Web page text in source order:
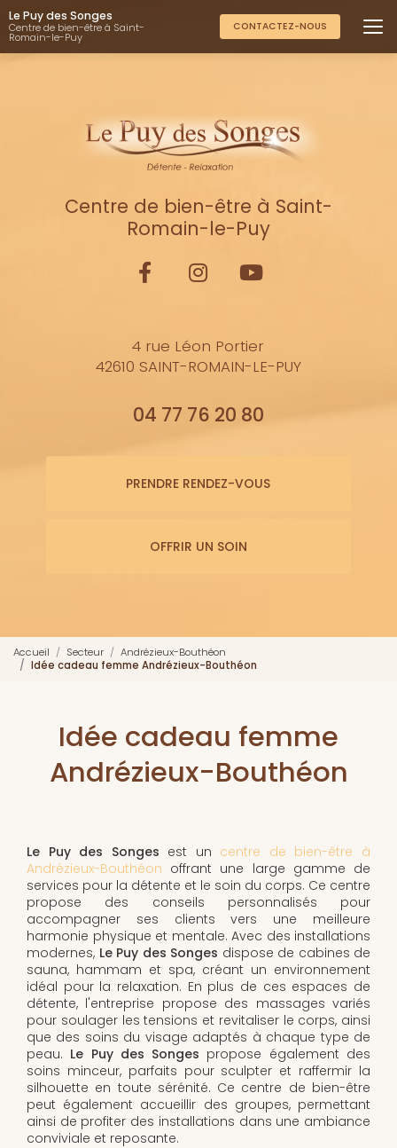
Aller
au
contenu
principal
Le Puy des Songes
Centre de bien-être à Saint-
Romain-le-Puy
CONTACTEZ-NOUS
Centre de bien-être à Saint-
Romain-le-Puy
4 rue Léon Portier
42610 SAINT-ROMAIN-LE-PUY
04 77 76 20 80
PRENDRE RENDEZ-VOUS
OFFRIR UN SOIN
Accueil Secteur
Andrézieux-Bouthéon
Idée cadeau femme Andrézieux-Bouthéon
Idée cadeau femme
Andrézieux-Bouthéon
Le Puy des Songes est un centre de bien-être à
Andrézieux-Bouthéon offrant une large gamme de
services pour la détente et le soin du corps. Ce centre
propose des conseils personnalisés pour
accompagner ses clients vers une meilleure
harmonie physique et mentale. Avec des installations
modernes, Le Puy des Songes dispose de cabines de
sauna, hammam et spa, créant un environnement
idéal pour la relaxation. En plus de ces espaces de
détente, l'entreprise propose des massages variés
pour soulager les tensions et revitaliser le corps, ainsi
que des soins du visage adaptés à chaque type de
peau. Le Puy des Songes propose également des
soins minceur, parfaits pour sculpter et raffermir la
silhouette en toute sérénité. Ce centre de bien-être
peut également accueillir des groupes, permettant
ainsi de profiter des installations dans une ambiance
conviviale et reposante.